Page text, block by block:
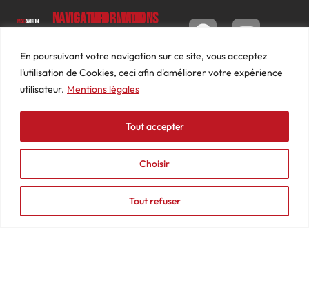
En poursuivant votre navigation sur ce site, vous acceptez
l’utilisation de Cookies, ceci afin d'améliorer votre expérience
utilisateur. Mentions légales
Choisir
Tout refuser
Tout accepter
Luc
Barbier
69640
74
87
contact@mediasaviron.fr
Navigation
Le
Magazine
Photos
Actualités
Podcasts
Informations
Conditions
générales
de ventes
Mentions
légales
Mon
Tableau
de bord
Commandes
Adresses
Détails
du
compte